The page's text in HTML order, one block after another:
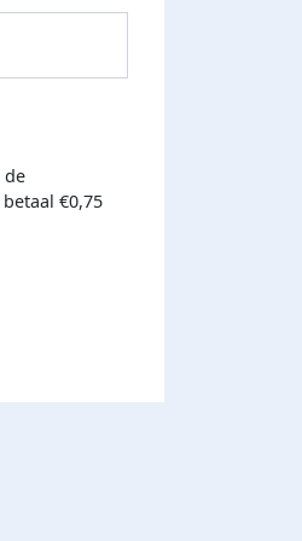
de
€0,75